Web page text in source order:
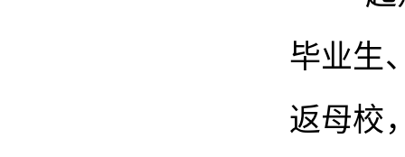
毕业生
返母校